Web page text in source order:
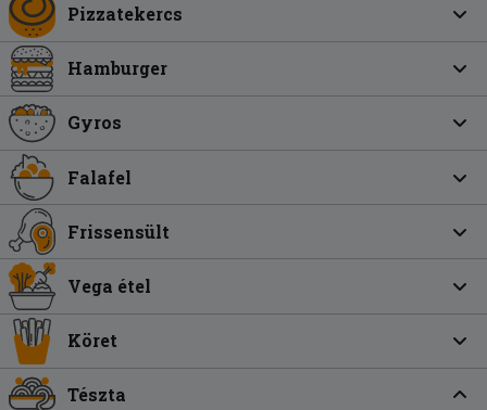
Pizzatekercs
Hamburger
Gyros
Falafel
Frissensült
Vega étel
Köret
Tészta